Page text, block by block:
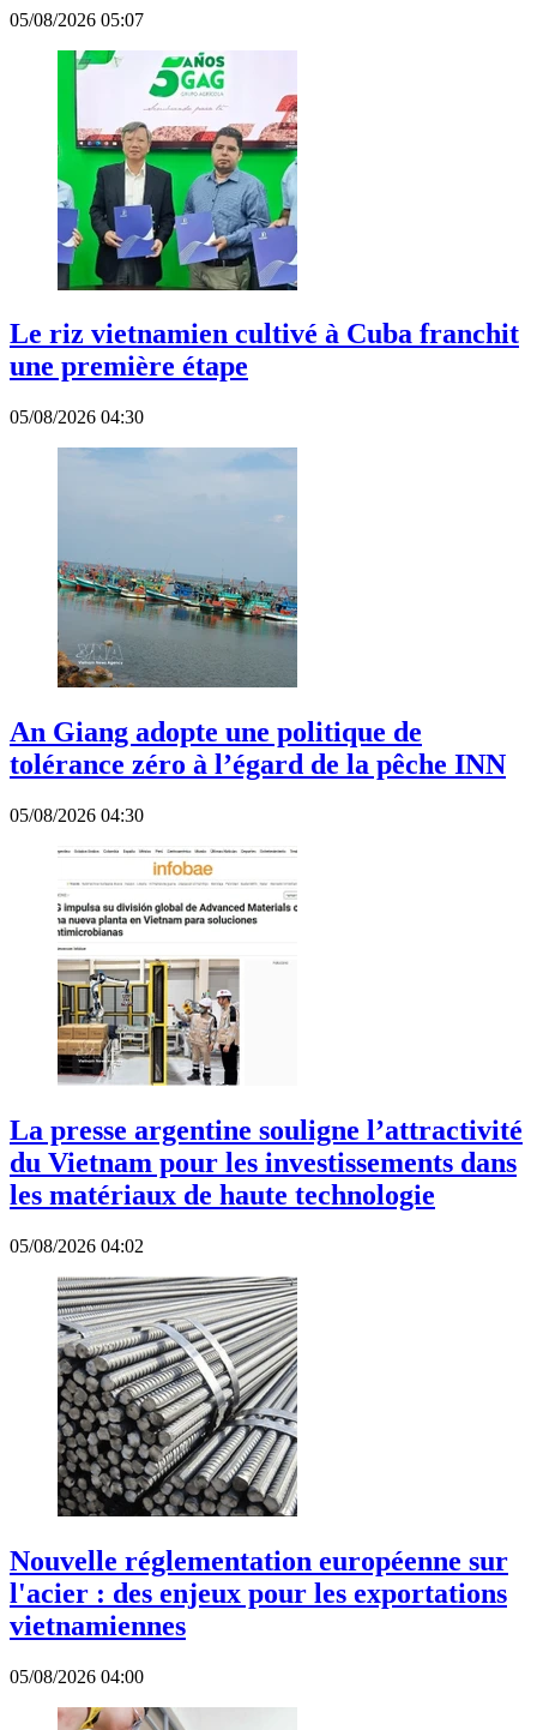
05/08/2026 05:07
Le riz vietnamien cultivé à Cuba franchit
une première étape
05/08/2026 04:30
An Giang adopte une politique de
tolérance zéro à l’égard de la pêche INN
05/08/2026 04:30
La presse argentine souligne l’attractivité
du Vietnam pour les investissements dans
les matériaux de haute technologie
05/08/2026 04:02
Nouvelle réglementation européenne sur
l'acier : des enjeux pour les exportations
vietnamiennes
05/08/2026 04:00